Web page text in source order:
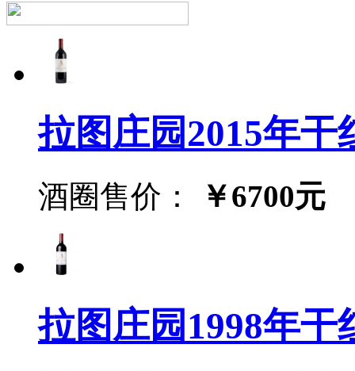
拉图庄园2015年干
酒圈售价： ￥6700元
拉图庄园1998年干